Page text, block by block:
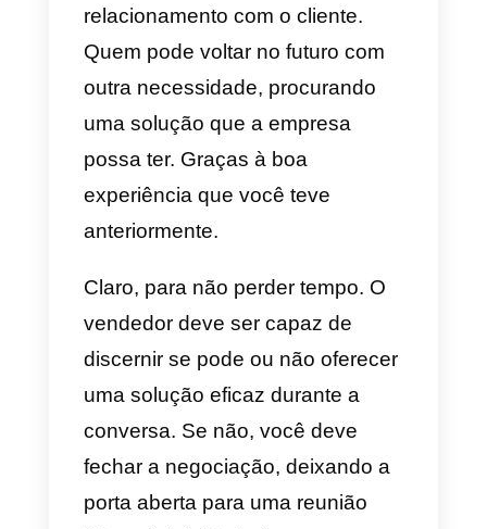
até que a empresa deixe de
existir.
Trata-se defocar em
relacionamentos que duram ao
longo do tempo
não só adquire mercadoria, mas
é um consumidor passivo da sua
marca. E você sempre vai querer
voltar por causa da fidelização
que foi gerada como resultado
boa atenção dada pelo